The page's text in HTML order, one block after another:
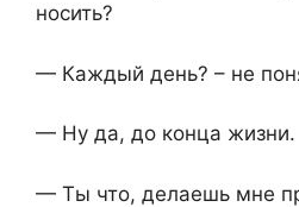
носить?
— Каждый день? – не
— Ну да, до конца жизни.
— Ты что, делаешь мне